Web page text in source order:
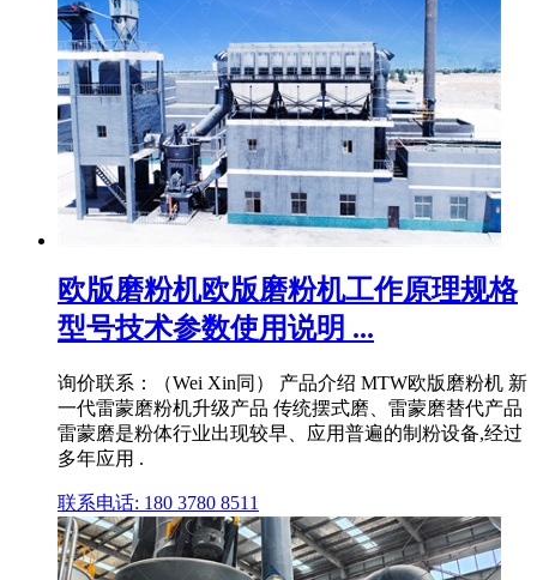
欧版磨粉机欧版磨粉机工作原理规格
型号技术参数使用说明 ...
询价联系：（Wei Xin同） 产品介绍 MTW欧版磨粉机 新
一代雷蒙磨粉机升级产品 传统摆式磨、雷蒙磨替代产品
雷蒙磨是粉体行业出现较早、应用普遍的制粉设备,经过
多年应用 .
联系电话: 180 3780 8511